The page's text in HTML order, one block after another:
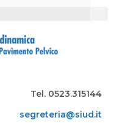
Tel. 0523.315144
segreteria@siud.it